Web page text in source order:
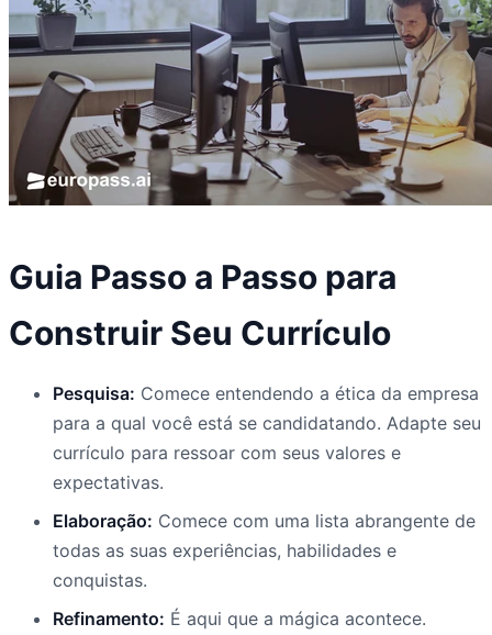
Guia Passo a Passo para
Construir Seu Currículo
Pesquisa: Comece entendendo a ética da empresa
para a qual você está se candidatando. Adapte seu
currículo para ressoar com seus valores e
expectativas.
Elaboração: Comece com uma lista abrangente de
todas as suas experiências, habilidades e
conquistas.
Refinamento: É aqui que a mágica acontece.